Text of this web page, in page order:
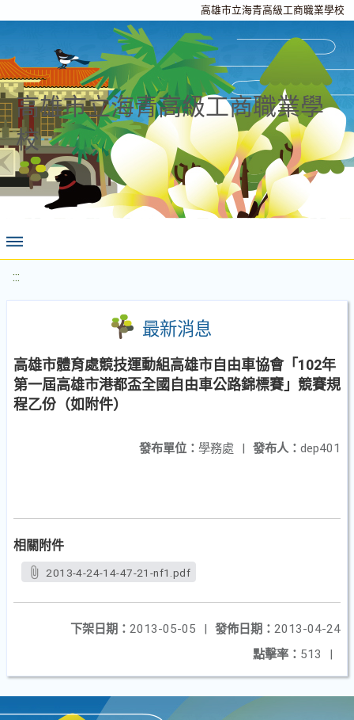
高雄市立海青高級工商職業學校
高雄市立海青高級工商職業學
校
:::
最新消息
高雄市體育處競技運動組高雄市自由車協會「102年
第一屆高雄市港都盃全國自由車公路錦標賽」競賽規
程乙份（如附件）
發布人： dep401
發布單位： 學務處 |
相關附件
2013-4-24-14-47-21-nf1.pdf
發佈日期： 2013-04-24
下架日期： 2013-05-05
|
點擊率： 513 |